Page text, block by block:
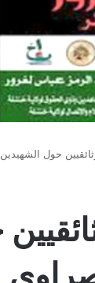
وثائقيين حول